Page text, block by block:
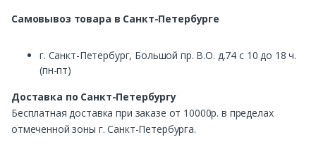
Самовывоз товара в Санкт-Петербурге
г. Санкт-Петербург, Большой пр. В.О. д.74 с 10 до 18 ч.
(пн-пт)
Доставка по Санкт-Петербургу
Бесплатная доставка при заказе от 10000р. в пределах
отмеченной зоны г. Санкт-Петербурга.